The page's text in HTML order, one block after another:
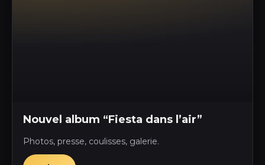
Nouvel album “Fiesta dans l’air”
Photos, presse, coulisses, galerie.